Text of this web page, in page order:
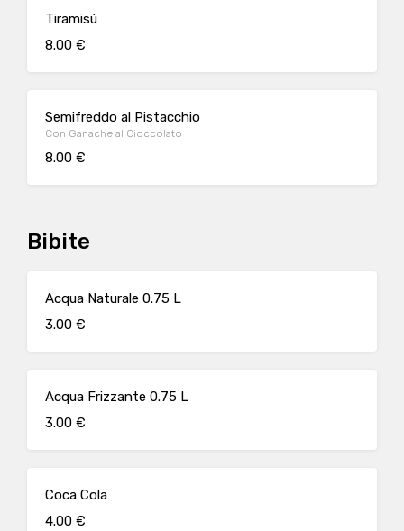
Tiramisù
8.00 €
Semifreddo al Pistacchio
Con Ganache al Cioccolato
8.00 €
Bibite
Acqua Naturale 0.75 L
3.00 €
Acqua Frizzante 0.75 L
3.00 €
Coca Cola
4.00 €